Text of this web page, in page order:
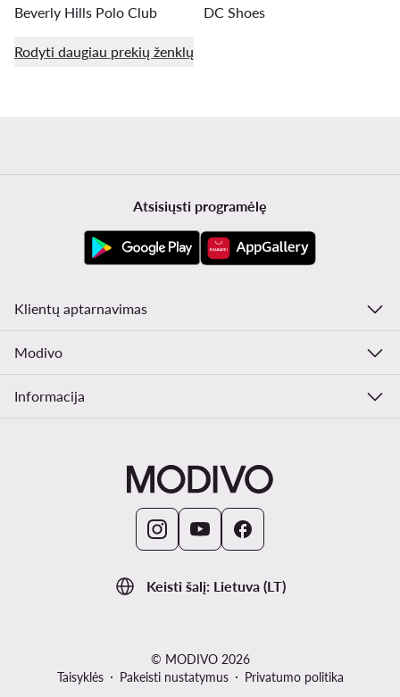
Beverly Hills Polo Club DC Shoes
Rodyti daugiau prekių ženklų
Keisti šalį: Lietuva (LT)
Atsisiųsti programėlę
Klientų aptarnavimas
Modivo
Informacija
© MODIVO 2026
Taisyklės
Pakeisti nustatymus Privatumo politika